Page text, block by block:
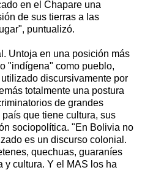
en el Chapare una
de sus tierras a las
puntualizó.
Untoja en una posición más
"indígena" como pueblo,
discursivamente por
totalmente una postura
de grandes
que tiene cultura, sus
sociopolítica. "En Bolivia no
es un discurso colonial.
quechuas, guaraníes
y cultura. Y el MAS los ha